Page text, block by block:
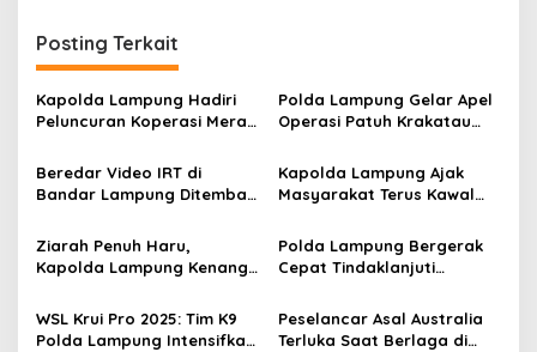
g
a
s
p
o
s
Posting Terkait
Kapolda Lampung Hadiri
Peluncuran Koperasi Merah
Koperasi Nasional ke-78
Polda Lampung Gelar Apel
Operasi Patuh Krakatau
Keselamatan Menuju
Indonesia Emas
Beredar Video IRT di
Bandar Lampung Ditembak
Motor, Polisi Itu Hoax
Kapolda Lampung Ajak
Masyarakat Terus Kawal
Kebaikan Bersama
Ziarah Penuh Haru,
Kapolda Lampung Kenang
dalam Penggerebekan Judi
Sabung Ayam
Polda Lampung Bergerak
Cepat Tindaklanjuti
Ketua PGRI Metro
WSL Krui Pro 2025: Tim K9
Polda Lampung Intensifkan
Peselancar Asal Australia
Terluka Saat Berlaga di